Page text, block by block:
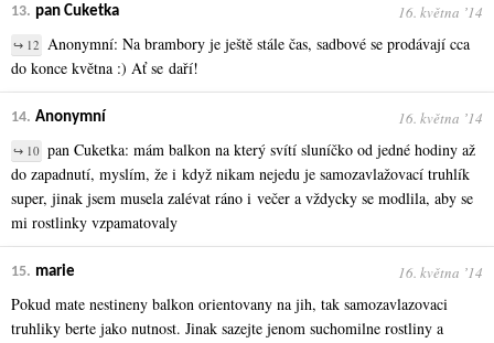
13. pan Cuketka 16. května ʼ14
↪ 12 Anonymní: Na brambory je ještě stále čas, sadbové se prodávají cca
do konce května :) Ať se daří!
14. Anonymní 16. května ʼ14
↪ 10 pan Cuketka: mám balkon na který svítí sluníčko od jedné hodiny až
do zapadnutí, myslím, že i když nikam nejedu je samozavlažovací truhlík
super, jinak jsem musela zalévat ráno i večer a vždycky se modlila, aby se
mi rostlinky vzpamatovaly
15. marie 16. května ʼ14
Pokud mate nestineny balkon orientovany na jih, tak samozavlazovaci
truhliky berte jako nutnost. Jinak sazejte jenom suchomilne rostliny a